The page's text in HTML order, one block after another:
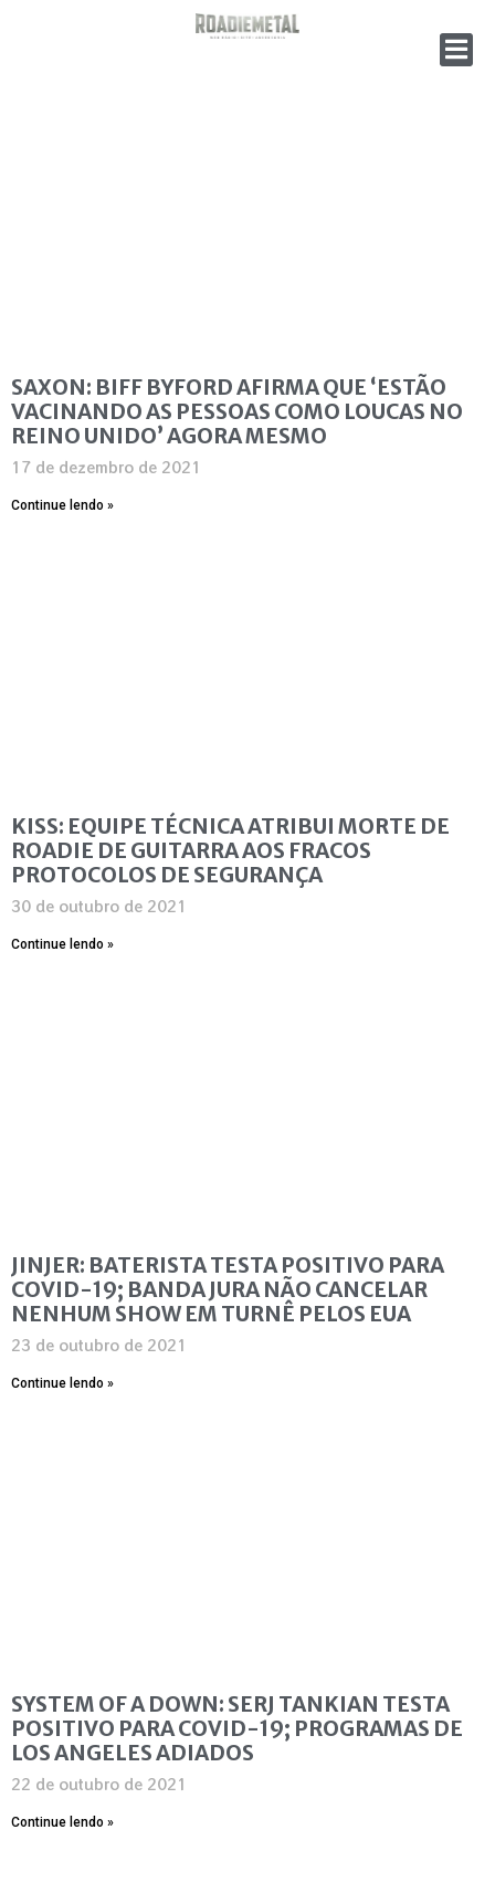
SAXON: BIFF BYFORD AFIRMA QUE ‘ESTÃO
VACINANDO AS PESSOAS COMO LOUCAS NO
REINO UNIDO’ AGORA MESMO
17 de dezembro de 2021
Continue lendo »
KISS: EQUIPE TÉCNICA ATRIBUI MORTE DE
ROADIE DE GUITARRA AOS FRACOS
PROTOCOLOS DE SEGURANÇA
30 de outubro de 2021
Continue lendo »
JINJER: BATERISTA TESTA POSITIVO PARA
COVID-19; BANDA JURA NÃO CANCELAR
NENHUM SHOW EM TURNÊ PELOS EUA
23 de outubro de 2021
Continue lendo »
SYSTEM OF A DOWN: SERJ TANKIAN TESTA
POSITIVO PARA COVID-19; PROGRAMAS DE
LOS ANGELES ADIADOS
22 de outubro de 2021
Continue lendo »